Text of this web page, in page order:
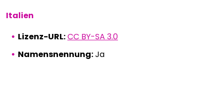
Italien
Lizenz-URL:CC BY-SA 3.0
Namensnennung:Ja